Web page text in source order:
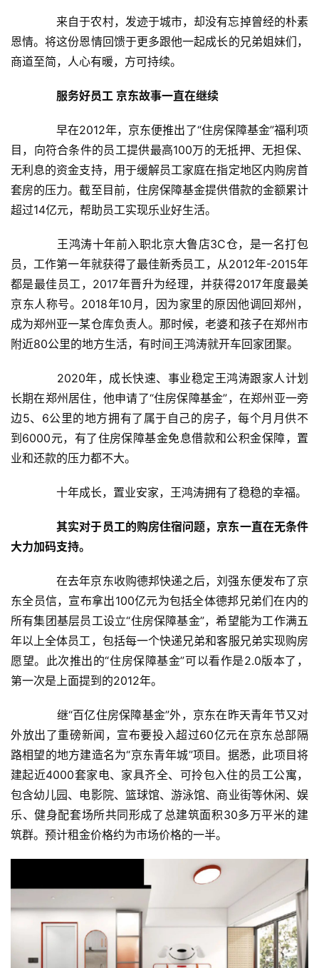
首
页
商
业
5
G
智
能
来自于农村，发迹于城市，却没有忘掉曾经的朴素
恩情。将这份恩情回馈于更多跟他一起成长的兄弟姐妹们，
商道至简，人心有暖，方可持续。
服务好员工 京东故事一直在继续
早在2012年，京东便推出了“住房保障基金”福利项
目，向符合条件的员工提供最高100万的无抵押、无担保、
无利息的资金支持，用于缓解员工家庭在指定地区内购房首
套房的压力。截至目前，住房保障基金提供借款的金额累计
超过14亿元，帮助员工实现乐业好生活。
王鸿涛十年前入职北京大鲁店3C仓，是一名打包
员，工作第一年就获得了最佳新秀员工，从2012年-2015年
都是最佳员工，2017年晋升为经理，并获得2017年度最美
京东人称号。2018年10月，因为家里的原因他调回郑州，
成为郑州亚一某仓库负责人。那时候，老婆和孩子在郑州市
附近80公里的地方生活，有时间王鸿涛就开车回家团聚。
2020年，成长快速、事业稳定王鸿涛跟家人计划
长期在郑州居住，他申请了“住房保障基金”，在郑州亚一旁
边5、6公里的地方拥有了属于自己的房子，每个月月供不
到6000元，有了住房保障基金免息借款和公积金保障，置
业和还款的压力都不大。
十年成长，置业安家，王鸿涛拥有了稳稳的幸福。
其实对于员工的购房住宿问题，京东一直在无条件
大力加码支持。
在去年京东收购德邦快递之后，刘强东便发布了京
东全员信，宣布拿出100亿元为包括全体德邦兄弟们在内的
所有集团基层员工设立“住房保障基金”，希望能为工作满五
年以上全体员工，包括每一个快递兄弟和客服兄弟实现购房
愿望。此次推出的“住房保障基金”可以看作是2.0版本了，
第一次是上面提到的2012年。
继“百亿住房保障基金”外，京东在昨天青年节又对
外放出了重磅新闻，宣布要投入超过60亿元在京东总部隔
路相望的地方建造名为“京东青年城”项目。据悉，此项目将
建起近4000套家电、家具齐全、可拎包入住的员工公寓，
包含幼儿园、电影院、篮球馆、游泳馆、商业街等休闲、娱
乐、健身配套场所共同形成了总建筑面积30多万平米的建
筑群。预计租金价格约为市场价格的一半。